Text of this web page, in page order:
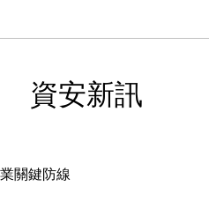
資安新訊
關鍵防線